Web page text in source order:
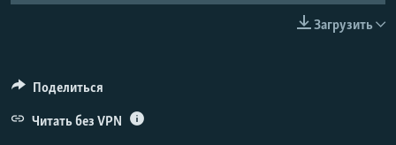
ELIFBE
УКРАИНСКАЯ ПРОБЛЕМА КРЫМА
Загрузить
Поделиться
Читать без VPN